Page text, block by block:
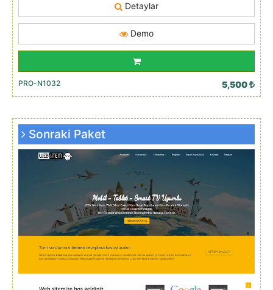
Detaylar
Demo
PRO-N1032 5,500
Sonraki Paket